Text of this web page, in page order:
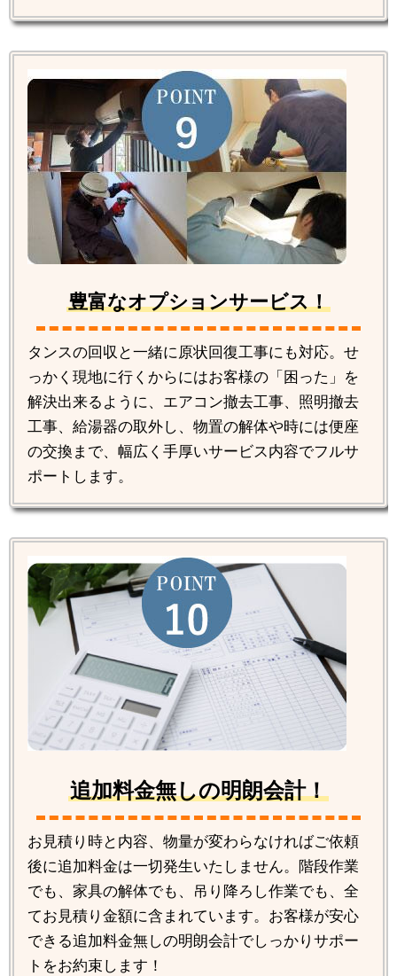
豊富なオプションサービス！
タンスの回収と一緒に原状回復工事にも対応。せ
っかく現地に行くからにはお客様の「困った」を
解決出来るように、エアコン撤去工事、照明撤去
工事、給湯器の取外し、物置の解体や時には便座
の交換まで、幅広く手厚いサービス内容でフルサ
ポートします。
追加料金無しの明朗会計！
お見積り時と内容、物量が変わらなければご依頼
後に追加料金は一切発生いたしません。階段作業
でも、家具の解体でも、吊り降ろし作業でも、全
てお見積り金額に含まれています。お客様が安心
できる追加料金無しの明朗会計でしっかりサポー
トをお約束します！